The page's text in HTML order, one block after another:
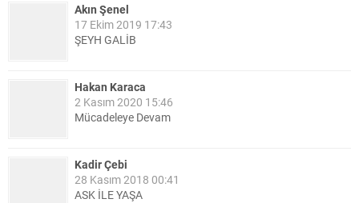
Akın Şenel
17 Ekim 2019 17:43
ŞEYH GALİB
Hakan Karaca
2 Kasım 2020 15:46
Mücadeleye Devam
Kadir Çebi
28 Kasım 2018 00:41
ASK İLE YAŞA